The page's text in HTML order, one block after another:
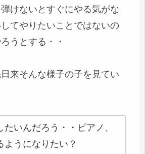
けないとすぐにやる気がな
てやりたいことではないの
うとする・・
来そんな様子の子を見てい
たいんだろう・・ピアノ、
ようになりたい？